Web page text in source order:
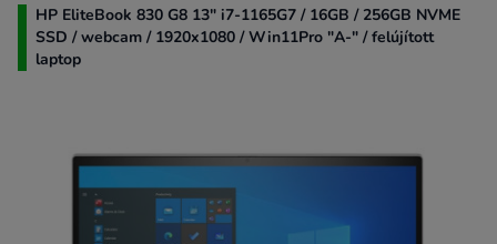
HP EliteBook 830 G8 13" i7-1165G7 / 16GB / 256GB NVME
SSD / webcam / 1920x1080 / Win11Pro "A-" / felújított
laptop